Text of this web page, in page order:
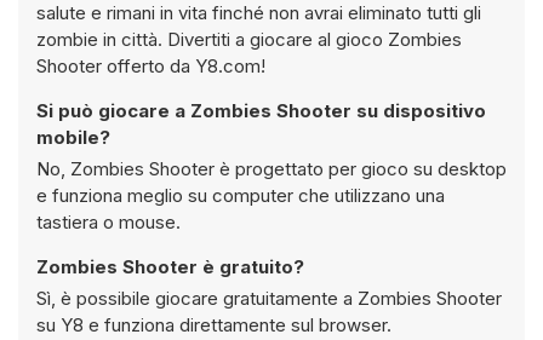
salute e rimani in vita finché non avrai eliminato tutti gli
zombie in città. Divertiti a giocare al gioco Zombies
Shooter offerto da Y8.com!
Si può giocare a Zombies Shooter su dispositivo
mobile?
No, Zombies Shooter è progettato per gioco su desktop
e funziona meglio su computer che utilizzano una
tastiera o mouse.
Zombies Shooter è gratuito?
Sì, è possibile giocare gratuitamente a Zombies Shooter
su Y8 e funziona direttamente sul browser.